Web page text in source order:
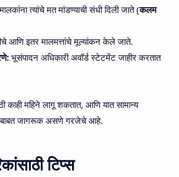
त्यांचे मत मांडण्याची संधी दिली जाते (कलम
आणि इतर मालमत्तांचे मूल्यांकन केले जाते.
भूसंपादन अधिकारी अवॉर्ड स्टेटमेंट जाहीर करतात
काही महिने लागू शकतात, आणि यात सामान्य
जागरूक असणे गरजेचे आहे.
टिप्स